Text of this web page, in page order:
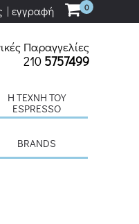
0
| εγγραφή
Παραγγελίες
210 5757499
H ΤΈΧΝΗ ΤΟΥ
ESPRESSO
BRANDS